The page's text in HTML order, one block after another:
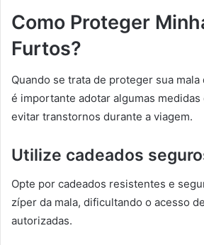
Como Proteger
Furtos?
Quando se trata de proteger sua
é importante adotar algumas medidas
evitar transtornos durante a viagem.
Utilize cadeados
Opte por cadeados resistentes e
zíper da mala, dificultando o acesso
autorizadas.